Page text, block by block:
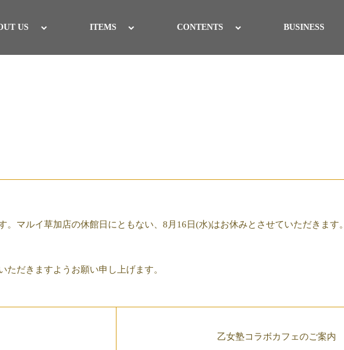
US ITEMS CONTENTS BUSINESS
マルイ草加店の休館日にともない、8月16日(水)はお休みとさせていただきます。
だきますようお願い申し上げます。
乙女塾コラボカフェのご案内